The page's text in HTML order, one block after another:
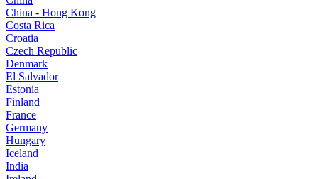
China - Hong Kong
Costa Rica
Croatia
Czech Republic
Denmark
El Salvador
Estonia
Finland
France
Germany
Hungary
Iceland
India